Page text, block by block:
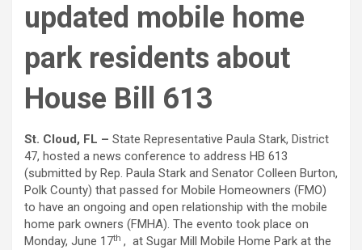
updated mobile home
park residents about
House Bill 613
St. Cloud, FL – State Representative Paula Stark, District
47, hosted a news conference to address HB 613
(submitted by Rep. Paula Stark and Senator Colleen Burton,
Polk County) that passed for Mobile Homeowners (FMO)
to have an ongoing and open relationship with the mobile
home park owners (FMHA). The evento took place on
Monday, June 17th , at Sugar Mill Mobile Home Park at the